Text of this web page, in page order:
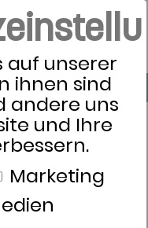
auf unserer
ihnen sind
andere uns
und Ihre
Marketing